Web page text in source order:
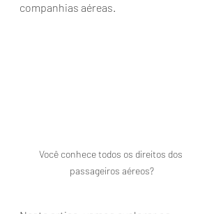
companhias aéreas.
Você conhece todos os direitos dos
passageiros aéreos?